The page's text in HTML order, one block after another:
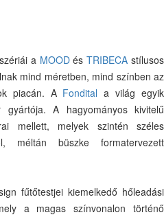
a MOODésTRIBECA stílusos
mind méretben, mind színben az
piacán. A Fondital a világ egyik
gyártója. A hagyományos kivitelű
mellett, melyek szintén széles
méltán büszke formatervezett
fűtőtestjei kiemelkedő hőleadási
a magas színvonalon történő